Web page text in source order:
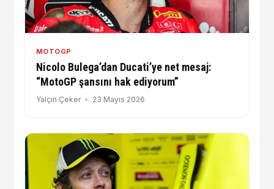
MOTOGP
Nicolo Bulega’dan Ducati’ye net mesaj:
“MotoGP şansını hak ediyorum”
Yalçın Çeker 23 Mayıs 2026